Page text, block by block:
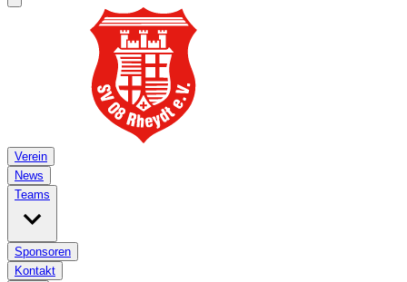
Verein
News
Teams
Sponsoren
Kontakt